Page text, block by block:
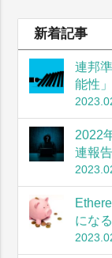
新着記事
連邦
能性
2022
連報告
にな